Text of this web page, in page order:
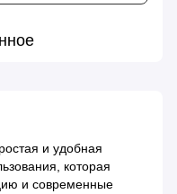
и удобная
которая
и современные